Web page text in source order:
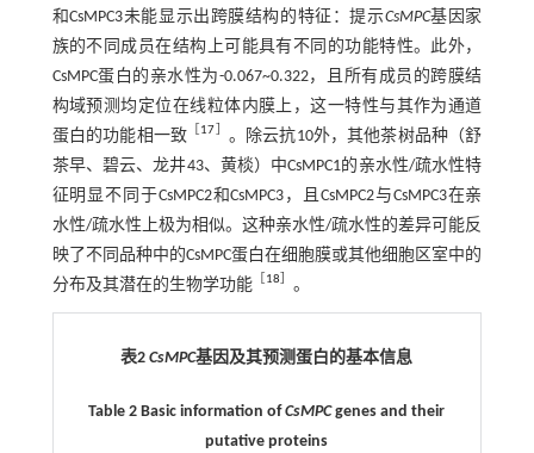
和CsMPC3未能显示出跨膜结构的特征：提示CsMPC基因家
族的不同成员在结构上可能具有不同的功能特性。此外，
CsMPC蛋白的亲水性为-0.067~0.322，且所有成员的跨膜结
构域预测均定位在线粒体内膜上，这一特性与其作为通道
蛋白的功能相一致 ［17］ 。除云抗10外，其他茶树品种（舒
茶早、碧云、龙井43、黄棪）中CsMPC1的亲水性/疏水性特
征明显不同于CsMPC2和CsMPC3，且CsMPC2与CsMPC3在亲
水性/疏水性上极为相似。这种亲水性/疏水性的差异可能反
映了不同品种中的CsMPC蛋白在细胞膜或其他细胞区室中的
分布及其潜在的生物学功能［18］ 。
表2CsMPC基因及其预测蛋白的基本信息
Table 2 Basic information ofCsMPCgenes and their
putative proteins